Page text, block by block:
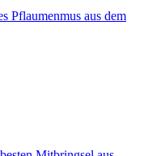
Pflaumenmus aus dem